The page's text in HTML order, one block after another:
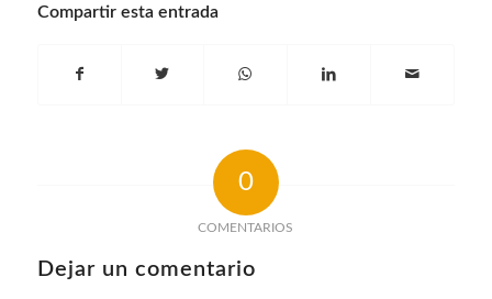
Compartir esta entrada
0
COMENTARIOS
Dejar un comentario